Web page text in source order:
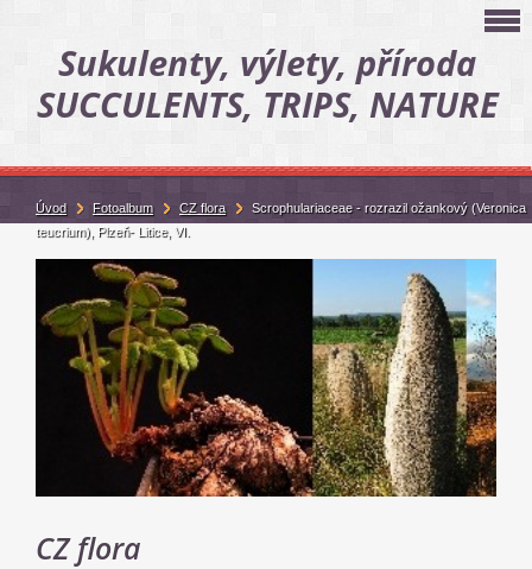
Sukulenty, výlety, příroda
SUCCULENTS, TRIPS, NATURE
CZ flora
Úvod Fotoalbum CZ flora
Scrophulariaceae - rozrazil ožankový (Veronica
teucrium), Plzeň- Litice, VI.